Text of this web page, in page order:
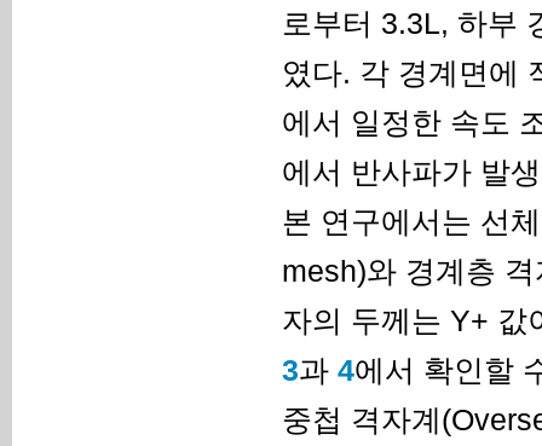
로부터 3.3L, 하부
였다. 각 경계면에
에서 일정한 속도
에서 반사파가 발
본 연구에서는 선
mesh)와 경계층
자의 두께는 Y+ 값
3과 4에서 확인할
중첩 격자계